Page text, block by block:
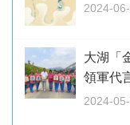
2024-
大湖「
領軍代
2024-